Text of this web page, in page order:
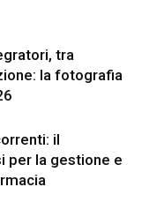
tra
la fotografia
il
per la gestione e